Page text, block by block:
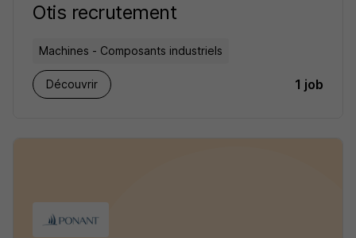
Otis recrutement
Machines - Composants industriels
Découvrir 1 job